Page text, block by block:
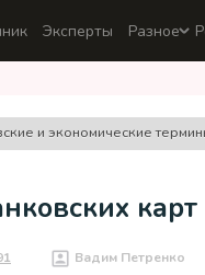
Эксперты Разное
и экономические
карт
Вадим Петренко